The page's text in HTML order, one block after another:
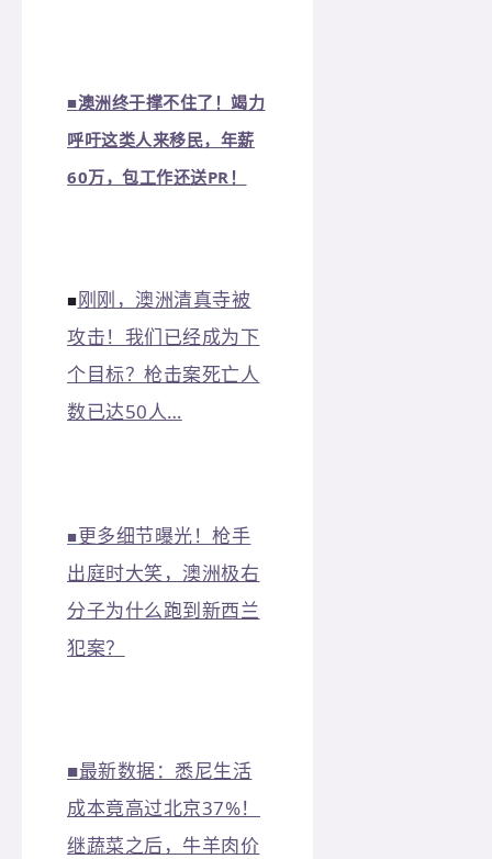
■澳洲终于撑不住了！竭力
呼吁这类人来移民，年薪
60万，包工作还送PR！
■刚刚，澳洲清真寺被
攻击！我们已经成为下
个目标？枪击案死亡人
数已达50人…
■更多细节曝光！枪手
出庭时大笑，澳洲极右
分子为什么跑到新西兰
犯案？
■最新数据：悉尼生活
成本竟高过北京37%！
继蔬菜之后，牛羊肉价